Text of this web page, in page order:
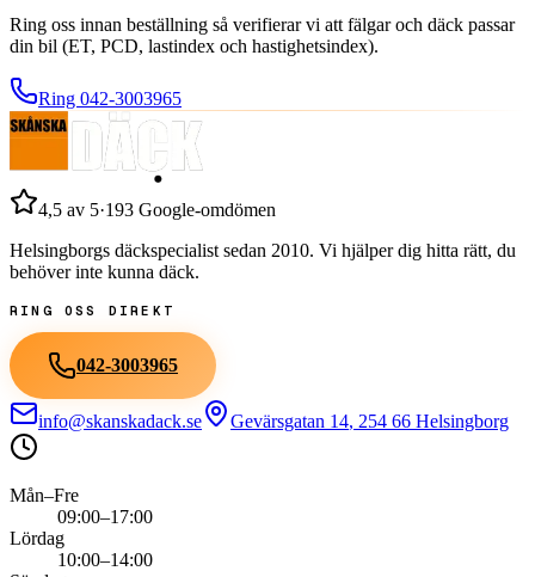
Ring oss innan beställning så verifierar vi att fälgar och däck passar
din bil (ET, PCD, lastindex och hastighetsindex).
Ring 042-3003965
4,5 av 5·193 Google-omdömen
Helsingborgs däckspecialist sedan 2010. Vi hjälper dig hitta rätt, du
behöver inte kunna däck.
RING OSS DIREKT
042-3003965
info@skanskadack.se Gevärsgatan 14, 254 66 Helsingborg
Mån–Fre
09:00–17:00
Lördag
10:00–14:00